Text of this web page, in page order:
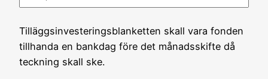
Tilläggsinvesteringsblanketten skall vara fonden
tillhanda en bankdag före det månadsskifte då
teckning skall ske.